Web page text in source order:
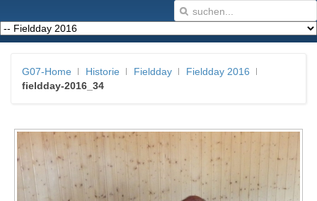
G07-Home Historie Fieldday
Fieldday 2016
fieldday-2016_34